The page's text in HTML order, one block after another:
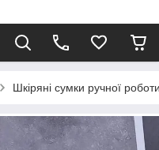
Шкіряні сумки ручної